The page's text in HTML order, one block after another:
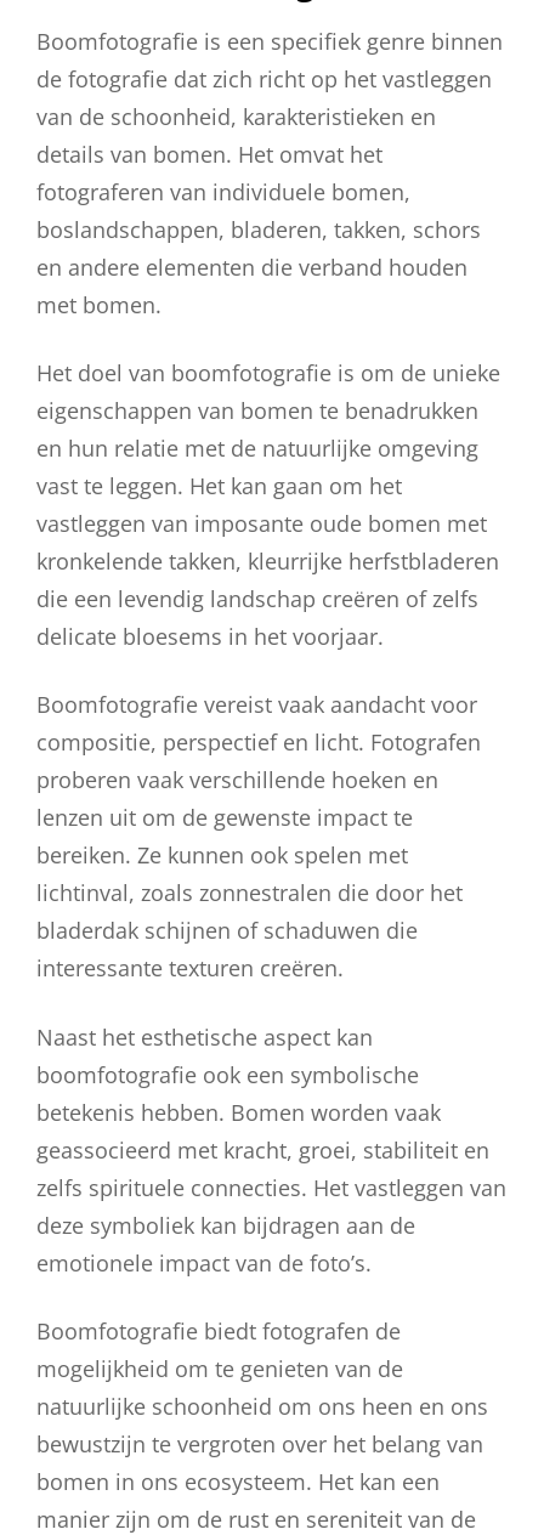
Boomfotografie is een specifiek genre binnen
de fotografie dat zich richt op het vastleggen
van de schoonheid, karakteristieken en
details van bomen. Het omvat het
fotograferen van individuele bomen,
boslandschappen, bladeren, takken, schors
en andere elementen die verband houden
met bomen.
Het doel van boomfotografie is om de unieke
eigenschappen van bomen te benadrukken
en hun relatie met de natuurlijke omgeving
vast te leggen. Het kan gaan om het
vastleggen van imposante oude bomen met
kronkelende takken, kleurrijke herfstbladeren
die een levendig landschap creëren of zelfs
delicate bloesems in het voorjaar.
Boomfotografie vereist vaak aandacht voor
compositie, perspectief en licht. Fotografen
proberen vaak verschillende hoeken en
lenzen uit om de gewenste impact te
bereiken. Ze kunnen ook spelen met
lichtinval, zoals zonnestralen die door het
bladerdak schijnen of schaduwen die
interessante texturen creëren.
Naast het esthetische aspect kan
boomfotografie ook een symbolische
betekenis hebben. Bomen worden vaak
geassocieerd met kracht, groei, stabiliteit en
zelfs spirituele connecties. Het vastleggen van
deze symboliek kan bijdragen aan de
emotionele impact van de foto’s.
Boomfotografie biedt fotografen de
mogelijkheid om te genieten van de
natuurlijke schoonheid om ons heen en ons
bewustzijn te vergroten over het belang van
bomen in ons ecosysteem. Het kan een
manier zijn om de rust en sereniteit van de